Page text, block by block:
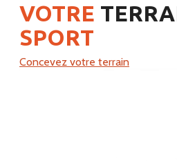
VOTRE
SPORT
Concevez votre terrain